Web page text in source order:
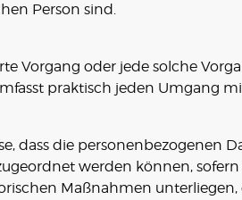
Person sind.
Vorgang oder jede solche
praktisch jeden Umgang
dass die personenbezogenen
werden können, sofern
Maßnahmen unterliegen,